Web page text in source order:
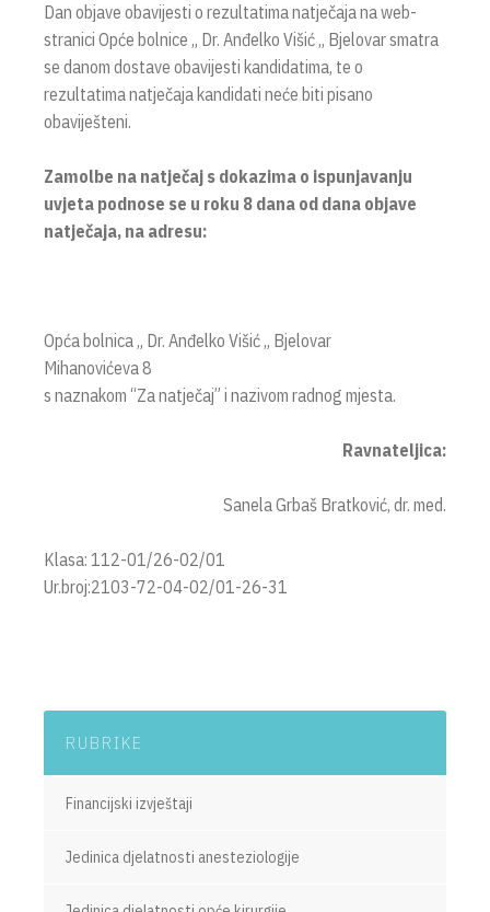
Dan objave obavijesti o rezultatima natječaja na web-
stranici Opće bolnice „ Dr. Anđelko Višić „ Bjelovar smatra
se danom dostave obavijesti kandidatima, te o
rezultatima natječaja kandidati neće biti pisano
obaviješteni.
Zamolbe na natječaj s dokazima o ispunjavanju
uvjeta podnose se u roku 8 dana od dana objave
natječaja, na adresu:
Opća bolnica „ Dr. Anđelko Višić „ Bjelovar
Mihanovićeva 8
s naznakom “Za natječaj” i nazivom radnog mjesta.
Ravnateljica:
Sanela Grbaš Bratković, dr. med.
Klasa: 112-01/26-02/01
Ur.broj:2103-72-04-02/01-26-31
RUBRIKE
Financijski izvještaji
Jedinica djelatnosti anesteziologije